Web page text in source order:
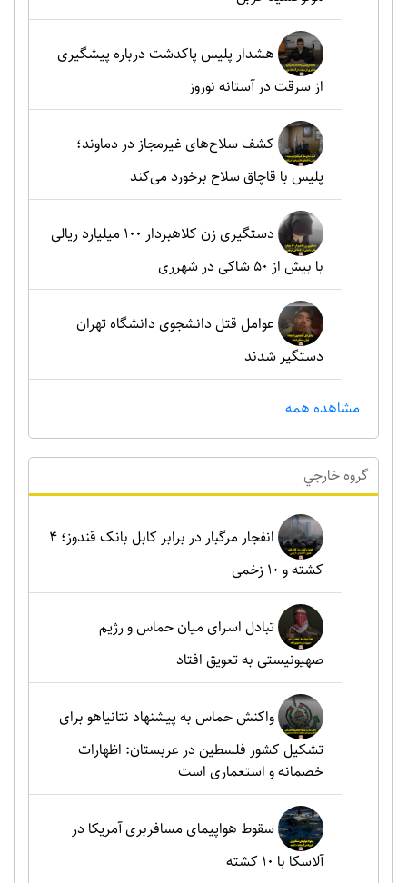
هشدار پلیس پاکدشت درباره پیشگیری
از سرقت در آستانه نوروز
کشف سلاح‌های غیرمجاز در دماوند؛
پلیس با قاچاق سلاح برخورد می‌کند
دستگیری زن کلاهبردار ۱۰۰ میلیارد ریالی
با بیش از ۵۰ شاکی در شهرری
عوامل قتل دانشجوی دانشگاه تهران
دستگیر شدند
مشاهده همه
گروه خارجي
انفجار مرگبار در برابر کابل بانک قندوز؛ ۴
کشته و ۱۰ زخمی
تبادل اسرای میان حماس و رژیم
صهیونیستی به تعویق افتاد
واکنش حماس به پیشنهاد نتانیاهو برای
تشکیل کشور فلسطین در عربستان: اظهارات
خصمانه و استعماری است
سقوط هواپیمای مسافربری آمریکا در
آلاسکا با ۱۰ کشته